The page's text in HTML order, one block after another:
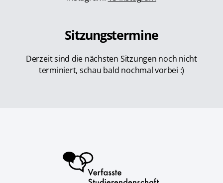
Sitzungstermine
Derzeit sind die nächsten Sitzungen noch nicht
terminiert, schau bald nochmal vorbei :)